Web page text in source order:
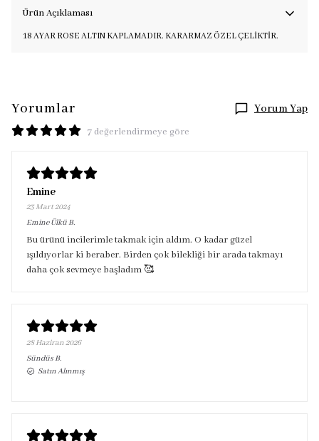
Ürün Açıklaması
18 AYAR ROSE ALTIN KAPLAMADIR. KARARMAZ ÖZEL ÇELİKTİR.
Yorumlar Yorum Yap
7 değerlendirmeye göre
Emine
23 Mart 2024
Emine ÜlküB.
Bu ürünü incilerimle takmak için aldım. O kadar güzel
ışıldıyorlar ki beraber. Birden çok bilekliği bir arada takmayı
daha çok sevmeye başladım 🥰
28 Haziran 2026
SündüsB.
Satın Alınmış